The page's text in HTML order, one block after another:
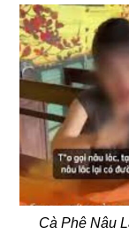
Cà Phê Nâu